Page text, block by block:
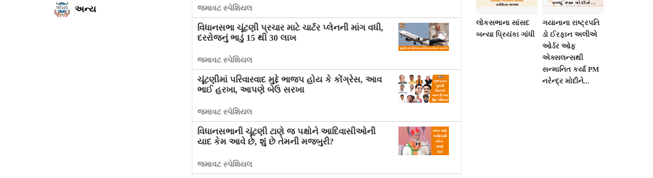
અન્ય જમાવટ સ્પેશિયલ
વિધાનસભા ચૂંટણી પ્રચાર માટે ચાર્ટર પ્લેનની માંગ વધી,
દરરોજનું ભાડું 15 થી 30 લાખ
જમાવટ સ્પેશિયલ
ચૂંટણીમાં પરિવારવાદ મુદ્દે ભાજપ હોય કે કોંગ્રેસ, આવ
ભાઈ હરખા, આપણે બેઉ સરખા
જમાવટ સ્પેશિયલ
વિધાનસભાની ચૂંટણી ટાણે જ પક્ષોને આદિવાસીઓની
યાદ કેમ આવે છે, શું છે તેમની મજબુરી?
જમાવટ સ્પેશિયલ
લોકસભાના સાંસદ
બન્યા પ્રિયંકા ગાંધી
ગયાનાના રાષ્ટ્રપતિ
ડો ઈરફાન અલીએ
ઓર્ડર ઓફ
એક્સલન્સથી
સન્માનિત કર્યા PM
નરેન્દ્ર મોદીને...